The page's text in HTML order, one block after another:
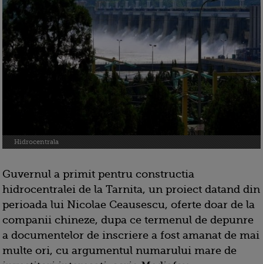
Hidrocentrala
Guvernul a primit pentru constructia
hidrocentralei de la Tarnita, un proiect datand din
perioada lui Nicolae Ceausescu, oferte doar de la
companii chineze, dupa ce termenul de depunre
a documentelor de inscriere a fost amanat de mai
multe ori, cu argumentul numarului mare de